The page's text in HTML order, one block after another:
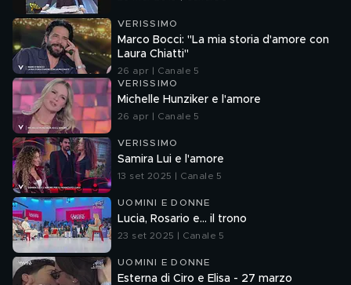
VERISSIMO
Marco Bocci: "La mia storia d'amore con
Laura Chiatti"
26 apr | Canale 5
VERISSIMO
Michelle Hunziker e l'amore
26 apr | Canale 5
VERISSIMO
Samira Lui e l'amore
13 set 2025 | Canale 5
UOMINI E DONNE
Lucia, Rosario e... il trono
23 set 2025 | Canale 5
UOMINI E DONNE
Esterna di Ciro e Elisa - 27 marzo